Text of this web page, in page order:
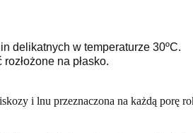
delikatnych w temperaturze 30ºC.
na płasko.
i lnu przeznaczona na każdą porę